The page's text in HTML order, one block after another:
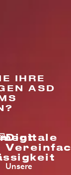
IHRE
ASD
Digitale
Unsere